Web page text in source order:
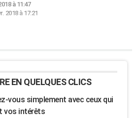
à 11:47
2018 à 17:21
EN QUELQUES CLICS
vous simplement avec ceux qui
vos intérêts